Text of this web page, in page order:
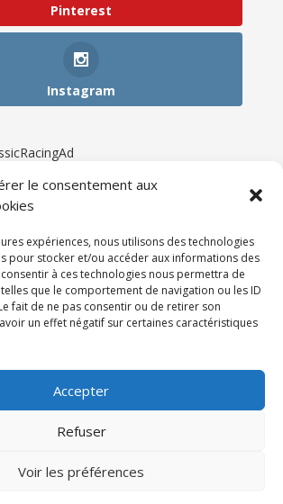
le consentement aux
expériences, nous utilisons des technologies
pour stocker et/ou accéder aux informations des
à ces technologies nous permettra de
que le comportement de navigation ou les ID
fait de ne pas consentir ou de retirer son
un effet négatif sur certaines caractéristiques
Accepter
Refuser
Voir les préférences
Pinterest
Instagram
Presse
Partenaires
Tarifs
Espace Client
|